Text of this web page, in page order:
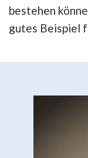
bestehen
gutes Beispiel